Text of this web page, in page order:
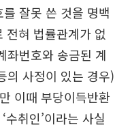
잘못 쓴 것을 명백
전혀 법률관계가 없
좌번호와 송금된 계
의 사정이 있는 경우)
이때 부당이득반환
수취인’이라는 사실